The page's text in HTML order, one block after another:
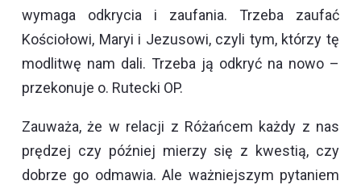
wymaga odkrycia i zaufania. Trzeba zaufać
Kościołowi, Maryi i Jezusowi, czyli tym, którzy tę
modlitwę nam dali. Trzeba ją odkryć na nowo –
przekonuje o. Rutecki OP.
Zauważa, że w relacji z Różańcem każdy z nas
prędzej czy później mierzy się z kwestią, czy
dobrze go odmawia. Ale ważniejszym pytaniem